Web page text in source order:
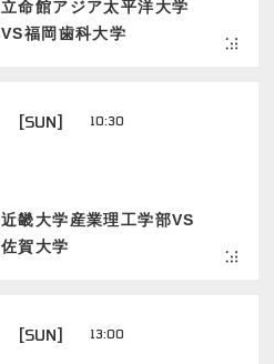
立命館アジア太平洋大学
VS福岡歯科大学
[SUN] 10:30
近畿大学産業理工学部VS
佐賀大学
[SUN] 13:00